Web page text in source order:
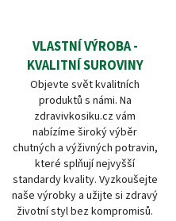
VLASTNÍ VÝROBA -
KVALITNÍ SUROVINY
Objevte svět kvalitních
produktů s námi. Na
zdravivkosiku.cz vám
nabízíme široký výběr
chutných a výživných potravin,
které splňují nejvyšší
standardy kvality. Vyzkoušejte
naše výrobky a užijte si zdravý
životní styl bez kompromisů.